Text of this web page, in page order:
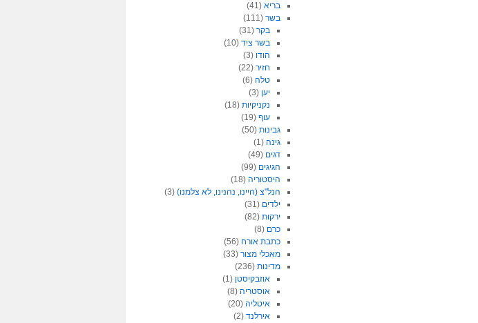
בריא(41)
בשר(111)
בקר (31)
בשר ציד (10)
הודו (3)
חזיר (22)
טלה (6)
יען (3)
נקניקיות (18)
עוף (19)
גבינות(50)
גינה(1)
דגים (49)
הגיגים (99)
היסטוריה(18)
הנל"צ (היינו, נהנינו, לא צלמנו)(3)
ילדים (31)
ירקות(82)
כרם (8)
כתבת אורח (56)
מאכלי מצור(33)
מדינות(236)
אוזבקיסטן (1)
אוסטריה (8)
איטליה (20)
אירלנד (2)